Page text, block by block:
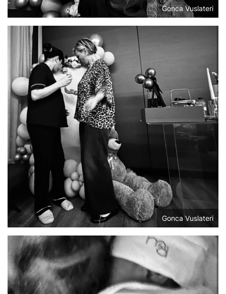
Gonca Vuslateri
Gonca Vuslateri